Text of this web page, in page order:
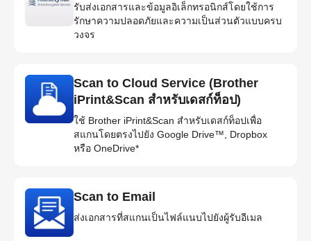
รับส่งเอกสารและข้อมูลอิเล็กทรอนิกส์โดยใช้การ
รักษาความปลอดภัยและความเป็นส่วนตัวแบบครบ
วงจร
Scan to Cloud Service (Brother
iPrint&Scan สำหรับเดสก์ท็อป)
ใช้ Brother iPrint&Scan สำหรับเดสก์ท็อปเพื่อ
สแกนโดยตรงไปยัง Google Drive™, Dropbox
หรือ OneDrive*
Scan to Email
ส่งเอกสารที่สแกนเป็นไฟล์แนบไปยังผู้รับอีเมล